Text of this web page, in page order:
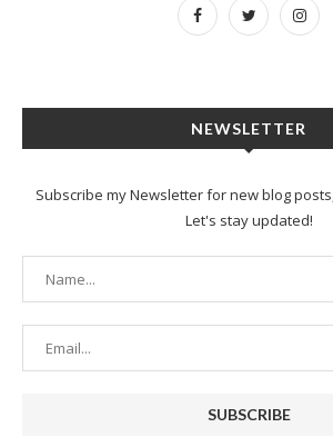
NEWSLETTER
Subscribe my Newsletter for new blog
Let's stay updated!